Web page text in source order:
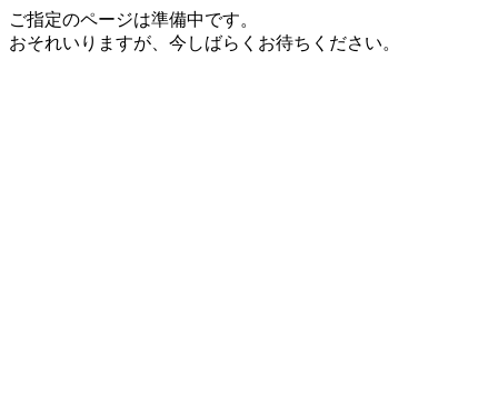
ご指定のページは準備中です。
おそれいりますが、今しばらくお待ちください。